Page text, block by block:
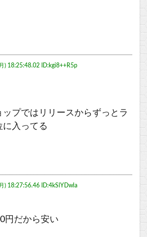
) 18:25:48.02 ID:kgi8++R5p
プではリリースからずっとラ
に入ってる
) 18:27:56.46 ID:4kSlYDwla
円だから安い